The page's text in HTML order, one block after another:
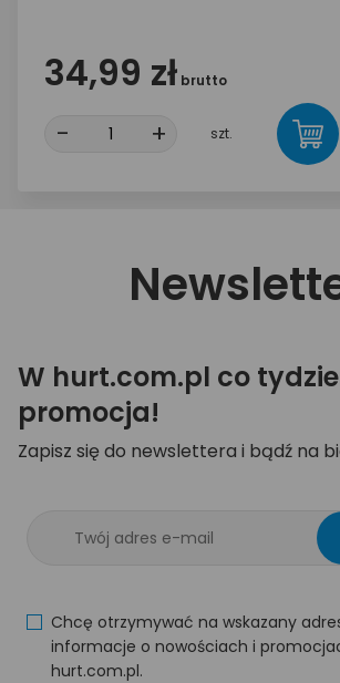
34,99 zł brutto
- + szt.
W hurt.com.pl co
promocja!
Zapisz się do newslettera i bądź na
Chcę otrzymywać na wskazany
informacje o nowościach i
hurt.com.pl.